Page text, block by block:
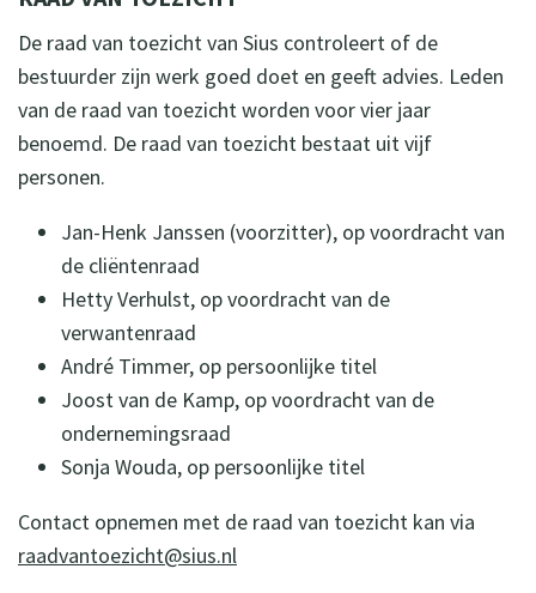
De raad van toezicht van Sius controleert of de
bestuurder zijn werk goed doet en geeft advies. Leden
van de raad van toezicht worden voor vier jaar
benoemd. De raad van toezicht bestaat uit vijf
personen.
Jan-Henk Janssen (voorzitter), op voordracht van
de cliëntenraad
Hetty Verhulst, op voordracht van de
verwantenraad
André Timmer, op persoonlijke titel
Joost van de Kamp, op voordracht van de
ondernemingsraad
Sonja Wouda, op persoonlijke titel
Contact opnemen met de raad van toezicht kan via
raadvantoezicht@sius.nl